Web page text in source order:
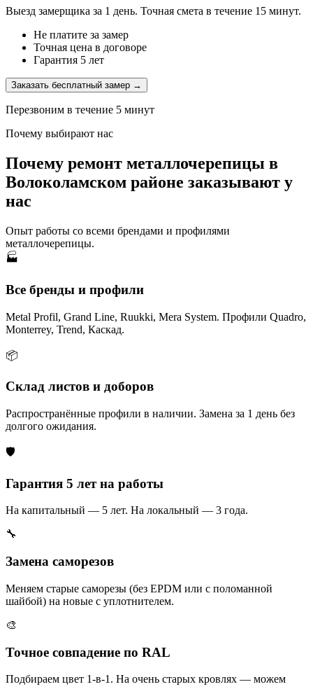
Выезд замерщика за 1 день. Точная смета в течение 15 минут.
Не платите за замер
Точная цена в договоре
Гарантия 5 лет
Заказать бесплатный замер →
Перезвоним в течение 5 минут
Почему выбирают нас
Почему ремонт металлочерепицы в
Волоколамском районе заказывают у
нас
Опыт работы со всеми брендами и профилями
металлочерепицы.
🏭
Все бренды и профили
Metal Profil, Grand Line, Ruukki, Mera System. Профили Quadro,
Monterrey, Trend, Каскад.
📦
Склад листов и доборов
Распространённые профили в наличии. Замена за 1 день без
долгого ожидания.
🛡️
Гарантия 5 лет на работы
На капитальный — 5 лет. На локальный — 3 года.
🔧
Замена саморезов
Меняем старые саморезы (без EPDM или с поломанной
шайбой) на новые с уплотнителем.
🎨
Точное совпадение по RAL
Подбираем цвет 1-в-1. На очень старых кровлях — можем